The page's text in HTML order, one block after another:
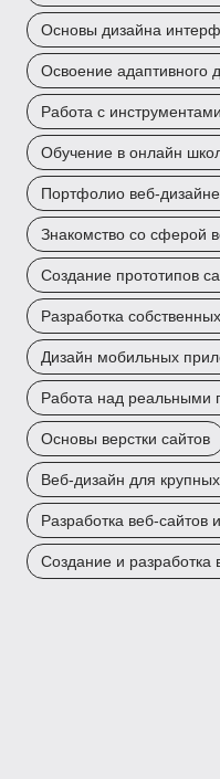
Основы дизайна
Освоение адаптивного
Работа с
Обучение в онлайн
Портфолио веб-
Знакомство со сферой
Создание прототипов
Разработка
Дизайн мобильных
Работа над реальными
Основы верстки сайтов
Веб-дизайн для
Разработка веб-сайтов
Создание и разработка